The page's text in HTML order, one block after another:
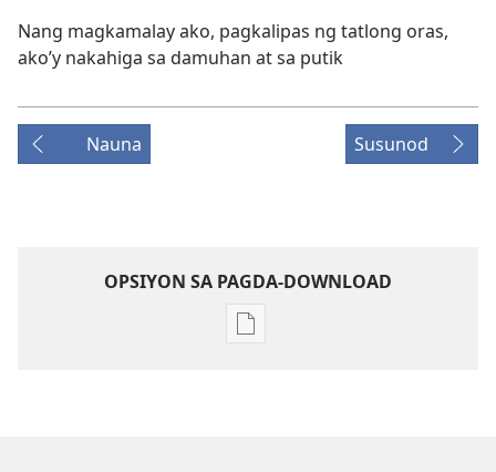
Nang magkamalay ako, pagkalipas ng tatlong oras,
ako’y nakahiga sa damuhan at sa putik
Nauna Susunod
OPSIYON SA PAGDA-DOWNLOAD
Opsiyon